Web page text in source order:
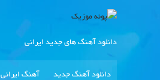
دانلود آهنگ های جدید ایرانی
دانلود آهنگ جدید آهنگ ایرانی